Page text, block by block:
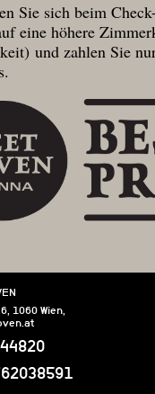
Sie sich beim
eine höhere
und zahlen Sie
, 1060 Wien,